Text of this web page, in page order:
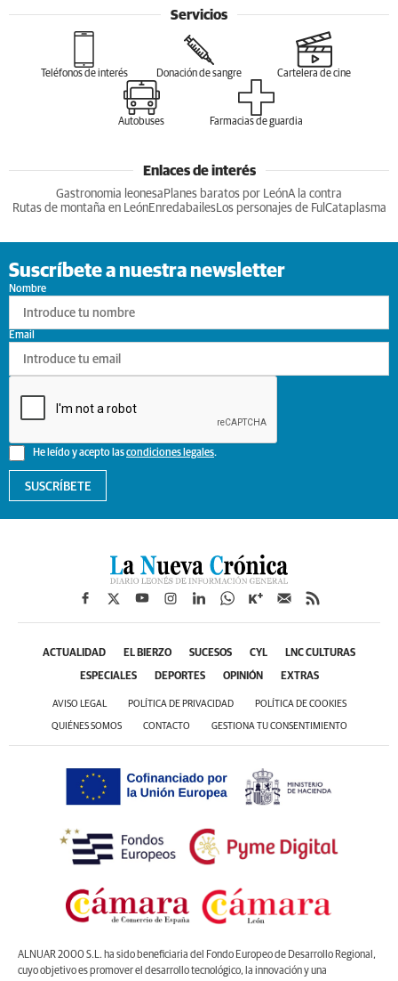
Servicios
Teléfonos de interés Donación de sangre Cartelera de cine
Autobuses Farmacias de guardia
Enlaces de interés
Gastronomia leonesa Planes baratos por LeónA la contra
Rutas de montaña en LeónEnredabailesLos personajes de Ful Cataplasma
Suscríbete a nuestra newsletter
Nombre
He leído y acepto lascondiciones legales.
Email
SUSCRÍBETE
ACTUALIDAD EL BIERZO SUCESOS CYL LNC CULTURAS
ESPECIALES DEPORTES OPINIÓN EXTRAS
AVISO LEGAL POLÍTICA DE PRIVACIDAD POLÍTICA DE COOKIES
QUIÉNES SOMOS CONTACTO GESTIONA TU CONSENTIMIENTO
ALNUAR 2000 S.L. ha sido beneficiaria del Fondo Europeo de Desarrollo Regional,
cuyo objetivo es promover el desarrollo tecnológico, la innovación y una